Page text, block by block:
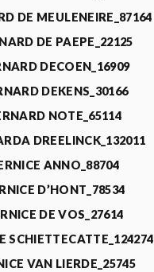
DE MEULENEIRE_87164
DE PAEPE_22125
DECOEN_16909
DEKENS_30166
NOTE_65114
DREELINCK_132011
ANNO_88704
D’HONT_78534
DE VOS_27614
SCHIETTECATTE_124274
VAN LIERDE_25745